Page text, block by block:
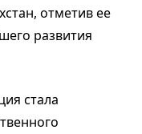
отметив ее
развития
стала